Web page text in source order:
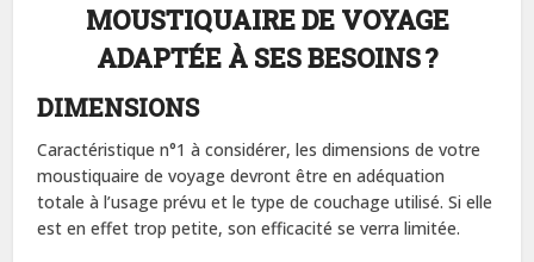
MOUSTIQUAIRE DE VOYAGE
ADAPTÉE À SES BESOINS ?
DIMENSIONS
Caractéristique n°1 à considérer, les dimensions de votre
moustiquaire de voyage devront être en adéquation
totale à l’usage prévu et le type de couchage utilisé. Si elle
est en effet trop petite, son efficacité se verra limitée.